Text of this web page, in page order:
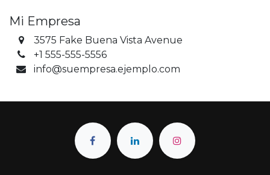
Mi Empresa
3575 Fake Buena Vista Avenue
+1 555-555-5556
info@suempresa.ejemplo.com